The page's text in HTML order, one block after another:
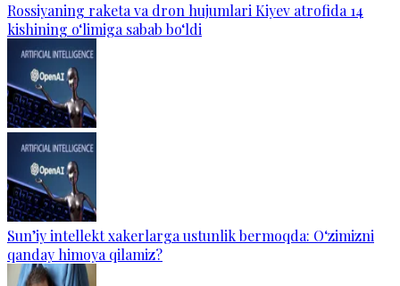
Rossiyaning raketa va dron hujumlari Kiyev atrofida 14
kishining o‘limiga sabab bo‘ldi
Sun’iy intellekt xakerlarga ustunlik bermoqda: O‘zimizni
qanday himoya qilamiz?